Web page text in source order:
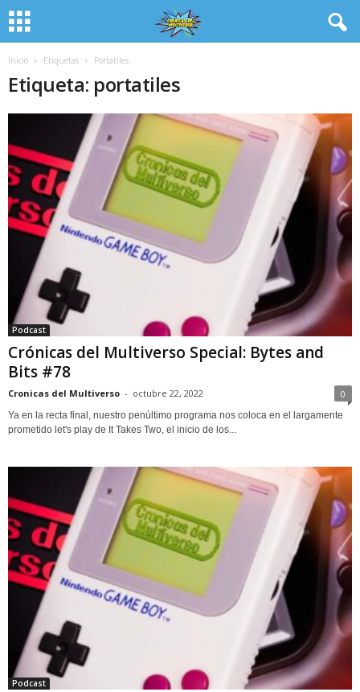
Inicio Etiquetas Portatiles
Etiqueta: portatiles
Podcast
Crónicas del Multiverso Special: Bytes and
Bits #78
Cronicas del Multiverso - octubre 22, 2022 0
Ya en la recta final, nuestro penúltimo programa nos coloca en el largamente
prometido let's play de It Takes Two, el inicio de los...
Podcast